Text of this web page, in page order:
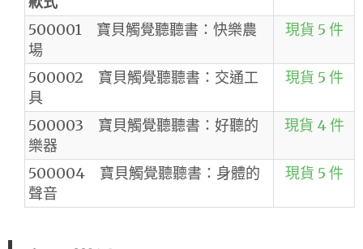
500001 寶貝觸覺聽聽書：快樂農
場
現貨 5 件
500002 寶貝觸覺聽聽書：交通工
具
現貨 5 件
500003 寶貝觸覺聽聽書：好聽的
樂器
現貨 4 件
500004 寶貝觸覺聽聽書：身體的
聲音
現貨 5 件